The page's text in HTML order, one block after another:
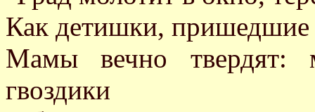
Как детишки, пришедшие
Мамы вечно твердят:
гвоздики